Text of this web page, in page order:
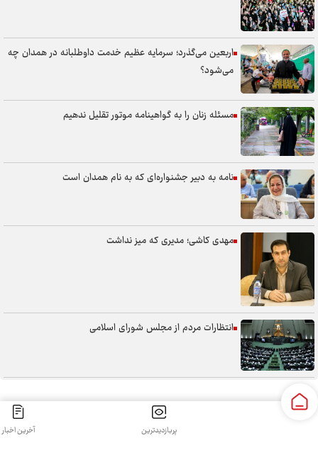
اربعین می‌گذرد؛ سرمایه عظیم خدمت داوطلبانه در همدان چه
می‌شود؟
مسئله زنان را به گواهینامه موتور تقلیل ندهیم
نامه به دبیر جشنواره‌ای که به نام همدان است
مهدی کاشی؛ مدیری که میز نداشت
انتظارات مردم از مجلس شورای اسلامی
پربازدیدترین آخرین اخبار